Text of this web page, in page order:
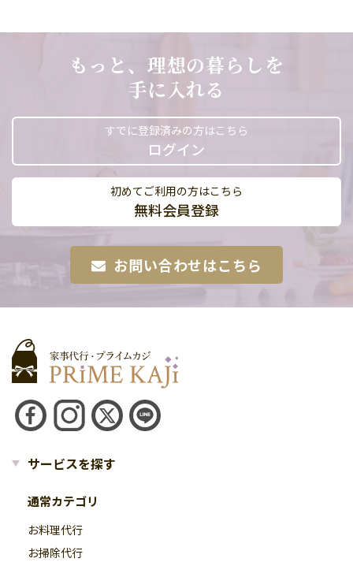
もっと、理想の暮らしを
手に入れる
すでに登録済みの方はこちら
ログイン
初めてご利用の方はこちら
無料会員登録
お問い合わせはこちら
サービスを探す
通常カテゴリ
お料理代行
お掃除代行